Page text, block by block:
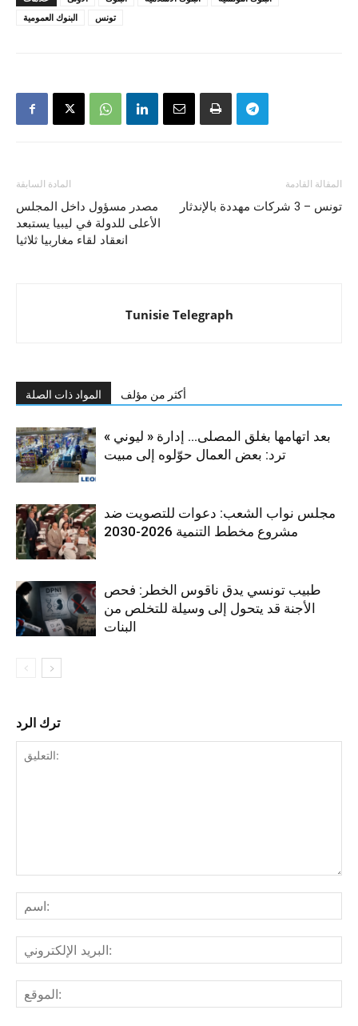
البنوك العمومية
تونس
المادة السابقة
مصدر مسؤول داخل المجلس
الأعلى للدولة في ليبيا يستبعد
انعقاد لقاء مغاربيا ثلاثيا
المقالة القادمة
تونس – 3 شركات مهددة بالإندثار
Tunisie Telegraph
المواد ذات الصلة أكثر من مؤلف
بعد اتهامها بغلق المصلى… إدارة « ليوني »
ترد: بعض العمال حوّلوه إلى مبيت
مجلس نواب الشعب: دعوات للتصويت ضد
مشروع مخطط التنمية 2026-2030
طبيب تونسي يدق ناقوس الخطر: فحص
الأجنة قد يتحول إلى وسيلة للتخلص من
البنات
ترك الرد